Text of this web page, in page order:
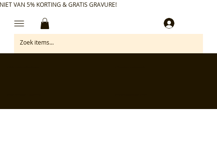
VAN 5% KORTING & GRATIS GRAVURE!